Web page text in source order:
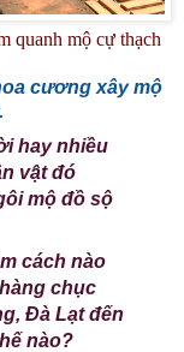
quanh mộ cự thạch
cương xây mộ
hay nhiều
vật đó
mộ đồ sộ
cách nào
chục
Đà Lạt đến
nào?